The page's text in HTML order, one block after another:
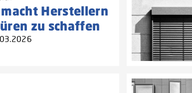
Herstellern
zu schaffen‌